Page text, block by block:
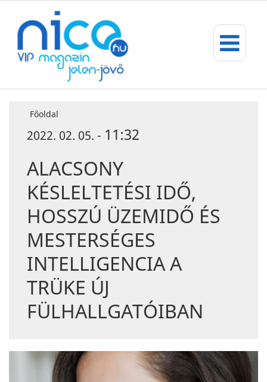
Főoldal
2022. 02. 05. - 11:32
ALACSONY
KÉSLELTETÉSI IDŐ,
HOSSZÚ ÜZEMIDŐ ÉS
MESTERSÉGES
INTELLIGENCIA A
TRÜKE ÚJ
FÜLHALLGATÓIBAN